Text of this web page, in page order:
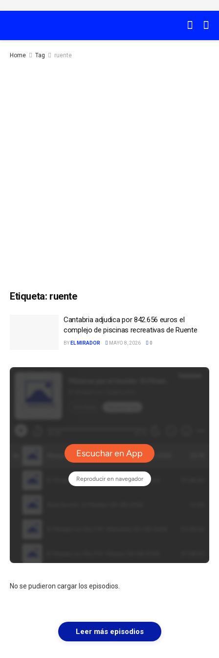
Home Tag ruente
Etiqueta: ruente
Cantabria adjudica por 842.656 euros el
complejo de piscinas recreativas de Ruente
BY EL MIRADOR MAYO 8, 2026 0
No se pudieron cargar los episodios.
Leer más episodios